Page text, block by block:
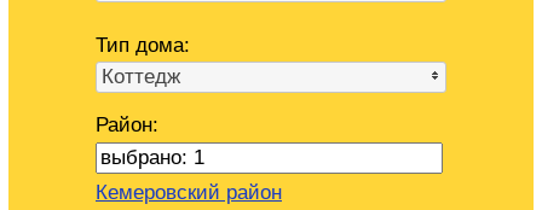
Тип дома:
Коттедж
Район:
Кемеровский район